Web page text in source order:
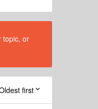
topic, or
first